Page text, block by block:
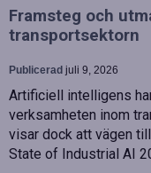
Framsteg och
transportsektorn
Publicerad juli 9, 2026
Artificiell intelligens
verksamheten inom
visar dock att vägen
State of Industrial AI